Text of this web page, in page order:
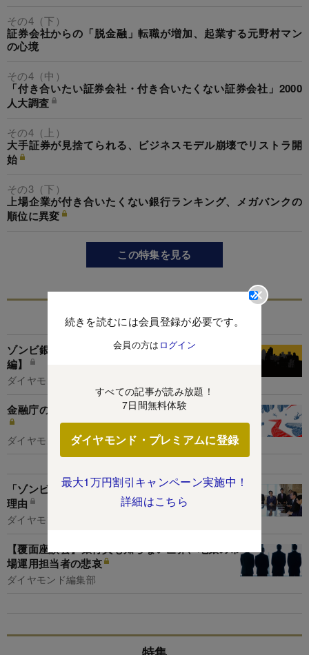
続きを読むには会員登録が必要です。
会員の方は ログイン
すべての記事が読み放題！
7日間無料体験
ダイヤモンド・プレミアムに登録
最大1万円割引キャンペーン実施中！
詳細はこちら
その4（下）
証券会社からの「脱金融」転職が増加、起業する元野村マン
の心境
その4（中）
「付き合いたい証券会社・付き合いたくない証券会社」2000
人大調査
その4（上）
大手証券が見捨てられる、ビジネスモデル崩壊でリストラ開
始
その3（下）
上場企業が付き合いたくない銀行ランキング、メガバンクの
順位に異変
この特集を見る
関連記事
ゾンビ銀行 全国111行危険度ランキング【予告
編】
ダイヤモンド編集部
金融庁の標的は？全国111銀行危険度ランキング
ダイヤモンド編集部
「ゾンビ銀行」退治に国と金融庁が本気になった
理由
ダイヤモンド編集部,鈴木崇久
【覆面座談会】銀行員も知らない世界、地銀の市
場運用担当者の悲哀
ダイヤモンド編集部